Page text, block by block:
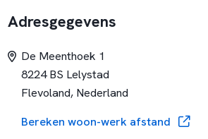
scholen.
versterken van de faciliterende rol.
- Ontwikkelen van visie en strategie
Kwaliteit en Onderwijs daar waar het
onderwijs en vakbekwaamheid.
Adresgegevens
De Meenthoek 1
8224 BS Lelystad
Flevoland, Nederland
Bereken woon-werk afstand